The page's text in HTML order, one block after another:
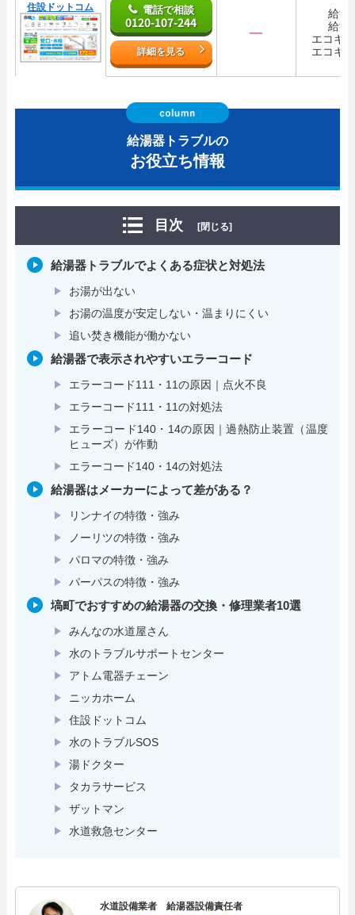
住設ドットコム 電話で相談
0120-107-244
詳細を見る
―
給湯
給湯
エコキ
エコキ
給湯器トラブルの
お役立ち情報
目次 [閉じる]
給湯器トラブルでよくある症状と対処法
お湯が出ない
お湯の温度が安定しない・温まりにくい
追い焚き機能が働かない
給湯器で表示されやすいエラーコード
エラーコード111・11の原因｜点火不良
エラーコード111・11の対処法
エラーコード140・14の原因｜過熱防止装置（温度
ヒューズ）が作動
エラーコード140・14の対処法
給湯器はメーカーによって差がある？
リンナイの特徴・強み
ノーリツの特徴・強み
パロマの特徴・強み
パーパスの特徴・強み
塙町でおすすめの給湯器の交換・修理業者10選
みんなの水道屋さん
水のトラブルサポートセンター
アトム電器チェーン
ニッカホーム
住設ドットコム
水のトラブルSOS
湯ドクター
タカラサービス
ザットマン
水道救急センター
水道設備業者 給湯器設備責任者